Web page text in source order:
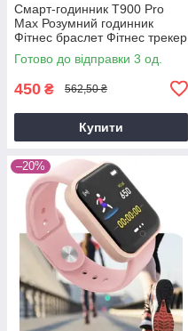
Смарт-годинник T900 Pro
Max Розумний годинник
Фітнес браслет Фітнес трекер
Готово до відправки 3 од.
450 ₴ 562,50 ₴
Купити
–20%